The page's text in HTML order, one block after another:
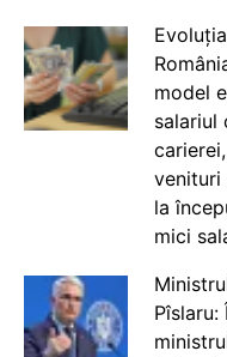
model
salariul
venituri
la
mici